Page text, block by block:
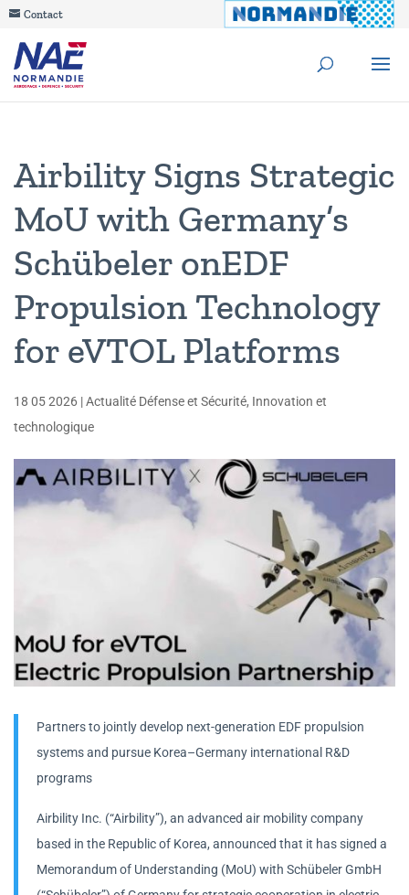
Contact
Airbility Signs Strategic
MoU with Germany’s
Schübeler onEDF
Propulsion Technology
for eVTOL Platforms
18 05 2026 |Actualité Défense et Sécurité, Innovation et
technologique
Partners to jointly develop next-generation EDF propulsion
systems and pursue Korea–Germany international R&D
programs
Airbility Inc. (“Airbility”), an advanced air mobility company
based in the Republic of Korea, announced that it has signed a
Memorandum of Understanding (MoU) with Schübeler GmbH